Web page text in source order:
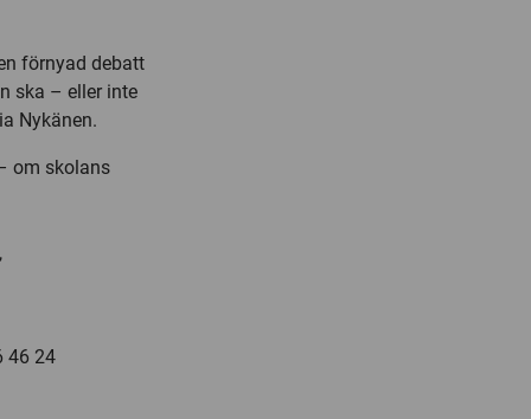
förnyad debatt
ska – eller inte
Nykänen.
om skolans
46 24